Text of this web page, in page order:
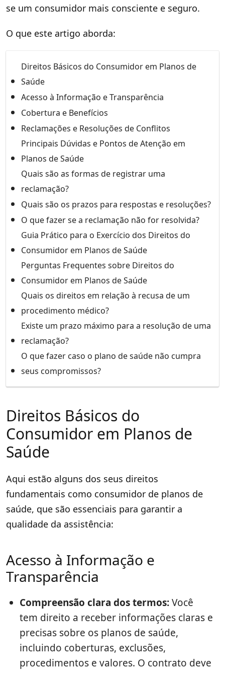
se um consumidor mais consciente e seguro.
O que este artigo aborda:
Direitos Básicos do Consumidor em Planos de
Saúde
Acesso à Informação e Transparência
Cobertura e Benefícios
Reclamações e Resoluções de Conflitos
Principais Dúvidas e Pontos de Atenção em
Planos de Saúde
Quais são as formas de registrar uma
reclamação?
Quais são os prazos para respostas e resoluções?
O que fazer se a reclamação não for resolvida?
Guia Prático para o Exercício dos Direitos do
Consumidor em Planos de Saúde
Perguntas Frequentes sobre Direitos do
Consumidor em Planos de Saúde
Quais os direitos em relação à recusa de um
procedimento médico?
Existe um prazo máximo para a resolução de uma
reclamação?
O que fazer caso o plano de saúde não cumpra
seus compromissos?
Direitos Básicos do
Consumidor em Planos de
Saúde
Aqui estão alguns dos seus direitos
fundamentais como consumidor de planos de
saúde, que são essenciais para garantir a
qualidade da assistência:
Acesso à Informação e
Transparência
Compreensão clara dos termos:Você
tem direito a receber informações claras e
precisas sobre os planos de saúde,
incluindo coberturas, exclusões,
procedimentos e valores. O contrato deve